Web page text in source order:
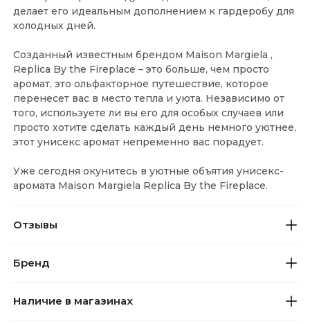
делает его идеальным дополнением к гардеробу для
холодных дней.
Созданный известным брендом Maison Margiela ,
Replica By the Fireplace – это больше, чем просто
аромат, это ольфакторное путешествие, которое
перенесет вас в место тепла и уюта. Независимо от
того, используете ли вы его для особых случаев или
просто хотите сделать каждый день немного уютнее,
этот унисекс аромат непременно вас порадует.
Уже сегодня окунитесь в уютные объятия унисекс-
аромата Maison Margiela Replica By the Fireplace.
Отзывы
Бренд
Наличие в магазинах